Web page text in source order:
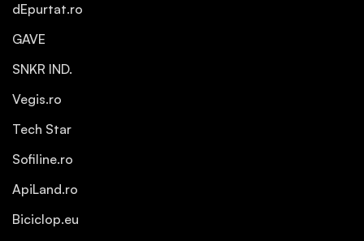
dEpurtat.ro
GAVE
SNKR IND.
Vegis.ro
Tech Star
Sofiline.ro
ApiLand.ro
Biciclop.eu